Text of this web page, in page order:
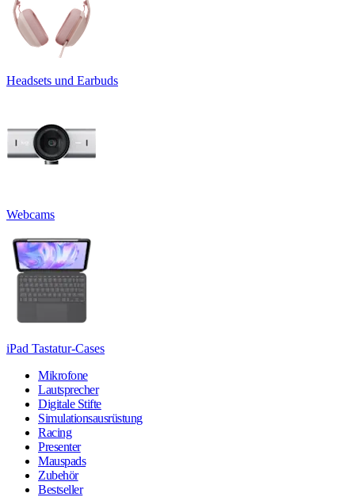
Headsets und Earbuds
Webcams
iPad Tastatur-Cases
Mikrofone
Lautsprecher
Digitale Stifte
Simulationsausrüstung
Racing
Presenter
Mauspads
Zubehör
Bestseller